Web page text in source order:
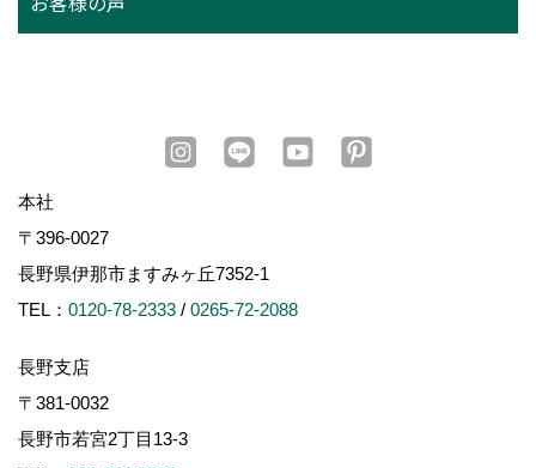
本社
〒396-0027
長野県伊那市ますみヶ丘7352-1
TEL： 0120-78-2333 / 0265-72-2088
長野支店
〒381-0032
長野市若宮2丁目13-3